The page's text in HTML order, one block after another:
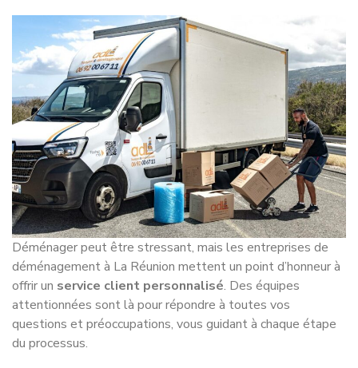
Déménager peut être stressant, mais les entreprises de
déménagement à La Réunion mettent un point d’honneur à
offrir un service client personnalisé. Des équipes
attentionnées sont là pour répondre à toutes vos
questions et préoccupations, vous guidant à chaque étape
du processus.